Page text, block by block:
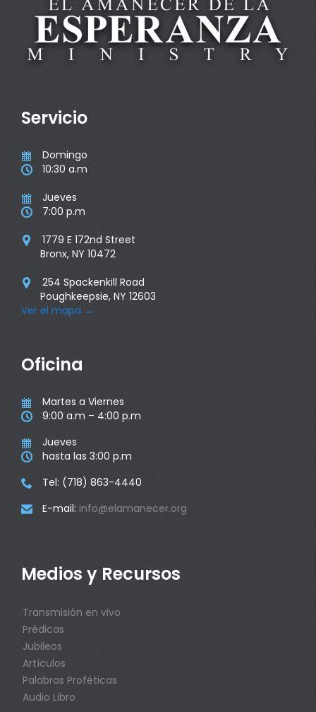
Servicio
 Domingo
 10:30 a.m
 Jueves
 7:00 p.m

1779 E 172nd Street
Bronx, NY 10472

254 Spackenkill Road
Poughkeepsie, NY 12603
Ver el mapa →
Oficina
 Martes a Viernes
 9:00 a.m – 4:00 p.m
 Jueves
 hasta las 3:00 p.m
 Tel: (718) 863-4440
 E-mail: info@elamanecer.org
Medios y Recursos
Transmisión en vivo
Prédicas
Jubileos
Artículos
Palabras Proféticas
Audio Libro